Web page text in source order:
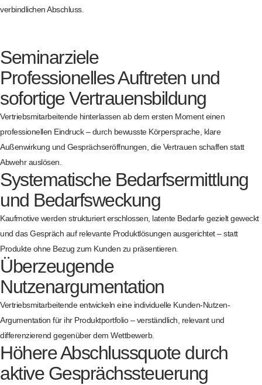
verbindlichen Abschluss.
Seminarziele
Professionelles Auftreten und
sofortige Vertrauensbildung
Vertriebsmitarbeitende hinterlassen ab dem ersten Moment einen
professionellen Eindruck – durch bewusste Körpersprache, klare
Außenwirkung und Gesprächseröffnungen, die Vertrauen schaffen statt
Abwehr auslösen.
Systematische Bedarfsermittlung
und Bedarfsweckung
Kaufmotive werden strukturiert erschlossen, latente Bedarfe gezielt geweckt
und das Gespräch auf relevante Produktlösungen ausgerichtet – statt
Produkte ohne Bezug zum Kunden zu präsentieren.
Überzeugende
Nutzenargumentation
Vertriebsmitarbeitende entwickeln eine individuelle Kunden-Nutzen-
Argumentation für ihr Produktportfolio – verständlich, relevant und
differenzierend gegenüber dem Wettbewerb.
Höhere Abschlussquote durch
aktive Gesprächssteuerung